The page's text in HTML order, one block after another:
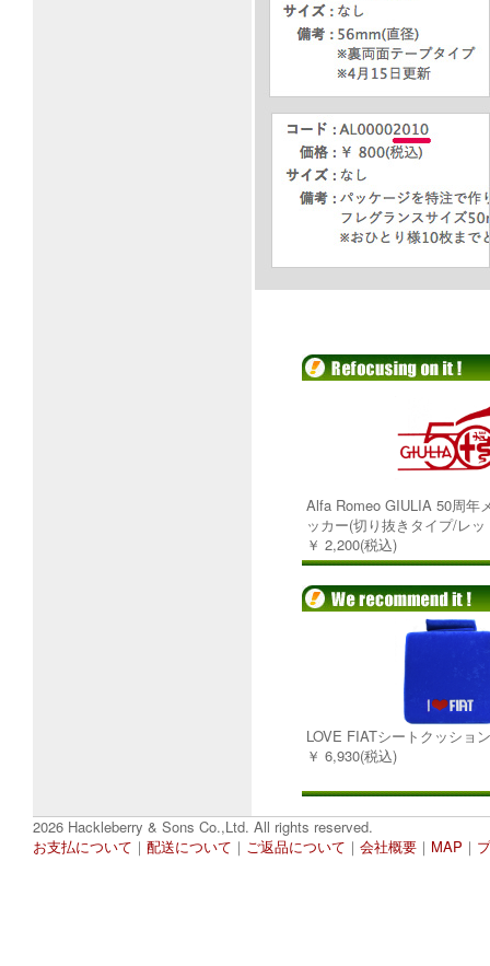
Alfa Romeo GIULIA 50周年
ッカー(切り抜きタイプ/レッ
￥ 2,200(税込)
LOVE FIATシートクッショ
￥ 6,930(税込)
2026 Hackleberry & Sons Co.,Ltd. All rights reserved.
お支払について ｜ 配送について ｜ ご返品について ｜ 会社概要 ｜ MAP ｜